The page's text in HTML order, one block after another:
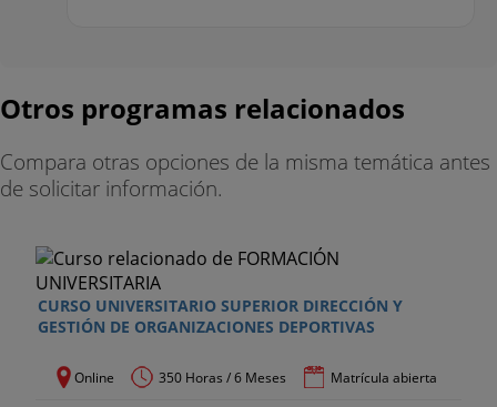
EFAD y profesor de los Máster en Dirección y
Programas Fitness-Wellnes.
Diplomado en Magisterio, especialidad Educación
Física
Responsable de la planificación deportiva en su
centro escolar y en escuelas deportivas, participa
en la organización de grandes eventos deportivos
Otros programas relacionados
Compara otras opciones de la misma temática antes
de solicitar información.
CURSO UNIVERSITARIO SUPERIOR DIRECCIÓN Y
GESTIÓN DE ORGANIZACIONES DEPORTIVAS
Online 350 Horas / 6 Meses Matrícula abierta